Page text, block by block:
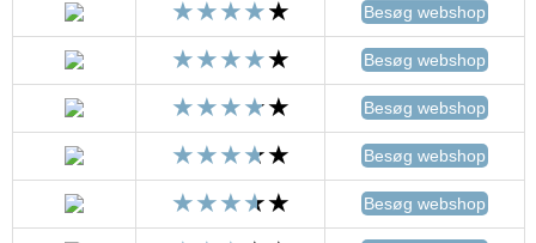
Besøg webshop
Besøg webshop
Besøg webshop
Besøg webshop
Besøg webshop